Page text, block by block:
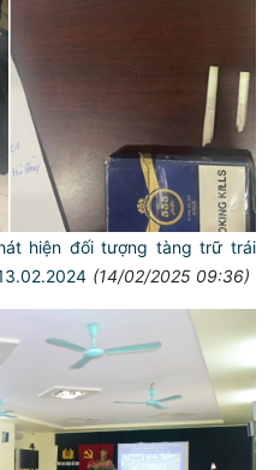
hiện đối tượng tàng trữ trái
(14/02/2025 09:36)